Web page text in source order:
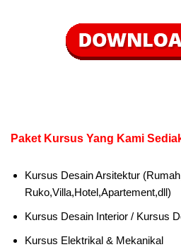
Paket Kursus Yang Kami
Kursus Desain Arsitektur
Ruko,Villa,Hotel,Apartement,dll)
Kursus Desain Interior / Kursus
Kursus Elektrikal & Mekanikal